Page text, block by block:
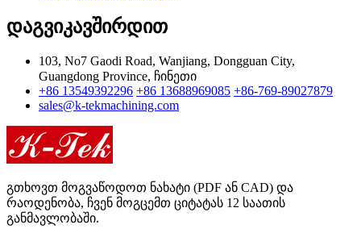
დაგვიკავშირდით
103, No7 Gaodi Road, Wanjiang, Dongguan City,
Guangdong Province, ჩინეთი
+86 13549392296 +86 13688969085 +86-769-89027879
sales@k-tekmachining.com
გთხოვთ მოგვაწოდოთ ნახატი (PDF ან CAD) და
რაოდენობა, ჩვენ მოგცემთ ციტატას 12 საათის
განმავლობაში.